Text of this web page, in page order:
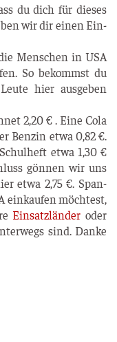
du dich für die­ses
wir dir einen Ein­
Men­schen in USA
So bekommst du
hier aus­ge­ben
Ben­zin etwa 0,82 €.
etwa 1,30 €
gön­nen wir uns
etwa 2,75 €. Span­
ein­kau­fen möch­test,
Ein­satz­län­der oder
sind. Dan­ke